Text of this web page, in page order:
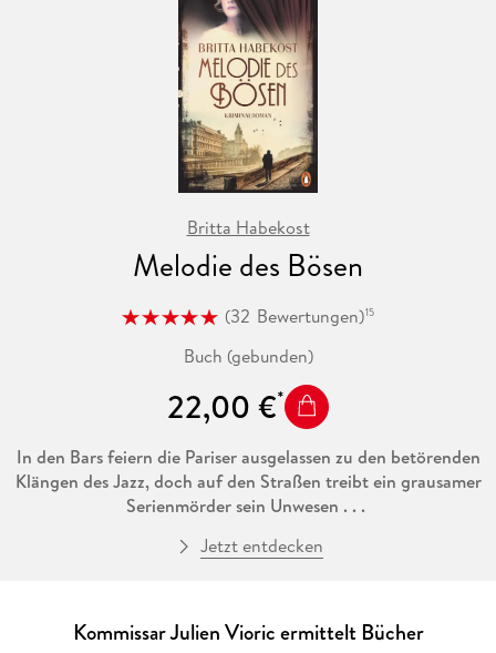
Britta Habekost
Melodie des Bösen
(32 Bewertungen)15
Buch (gebunden)
22,00 €
In den Bars feiern die Pariser ausgelassen zu den betörenden
Klängen des Jazz, doch auf den Straßen treibt ein grausamer
Serienmörder sein Unwesen . . .
Paris 1925: Während die Klänge von Jazzmusik durch die
Ein menschliches Herz wurde vor Frédéric Chopins Grab
Jetzt entdecken
Kommissar Julien Vioric ermittelt Bücher